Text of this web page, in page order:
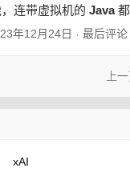
连带虚拟机的 Java
年12月24日 · 最后评论
上
xAI